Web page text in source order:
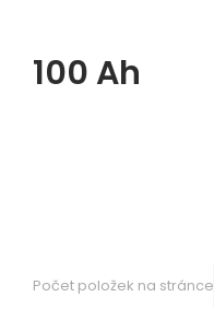
100 Ah
Počet položek na stránce